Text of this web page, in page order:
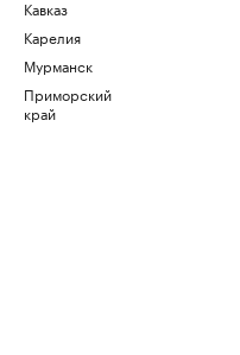
Кавказ
Карелия
Мурманск
Приморский
край